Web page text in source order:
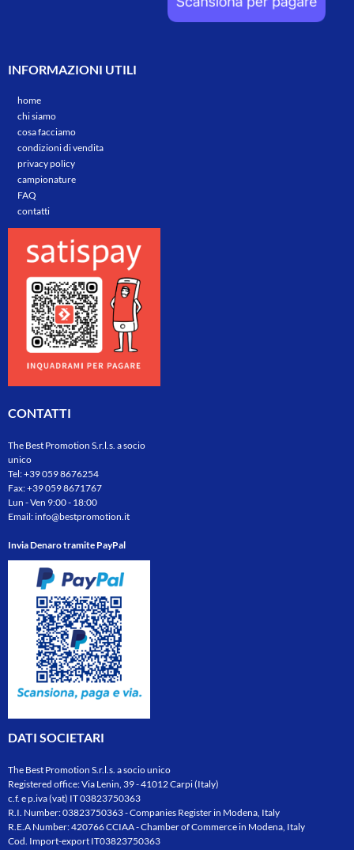
INFORMAZIONI UTILI
home
chi siamo
cosa facciamo
condizioni di vendita
privacy policy
campionature
FAQ
contatti
CONTATTI
The Best Promotion S.r.l.s. a socio
unico
Tel:+39 059 8676254
Fax: +39 059 8671767
Lun - Ven 9:00 - 18:00
Email:info@bestpromotion.it
Invia Denaro tramite PayPal
DATI SOCIETARI
The Best Promotion S.r.l.s. a socio unico
Registered office: Via Lenin, 39 - 41012 Carpi (Italy)
c.f. e p.iva (vat) IT 03823750363
R.I. Number: 03823750363 - Companies Register in Modena, Italy
R.E.A Number: 420766 CCIAA - Chamber of Commerce in Modena, Italy
Cod. Import-export IT03823750363